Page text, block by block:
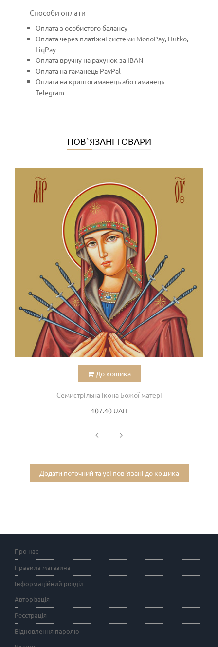
Способи оплати
Оплата з особистого балансу
Оплата через платіжні системи MonoPay, Hutko,
LiqPay
Оплата вручну на рахунок за IBAN
Оплата на гаманець PayPal
Оплата на криптогаманець або гаманець
Telegram
ПОВ`ЯЗАНІ ТОВАРИ
До кошика
Семистрільна ікона Божої матері
107.40 UAH
Додати поточний та усі пов`язані до кошика
Про нас
Правила магазина
Інформаційний розділ
Авторізація
Реєстрація
Відновлення паролю